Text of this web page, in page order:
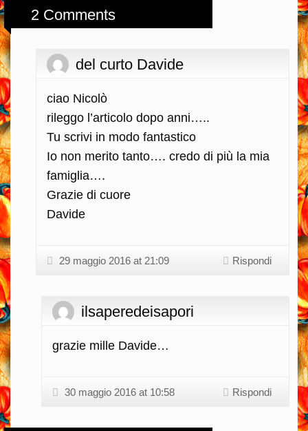
2 Comments
del curto Davide
ciao Nicolò
rileggo l’articolo dopo anni…..
Tu scrivi in modo fantastico
Io non merito tanto…. credo di più la mia
famiglia….
Grazie di cuore
Davide
29 maggio 2016 at 21:09 Rispondi
ilsaperedeisapori
grazie mille Davide…
30 maggio 2016 at 10:58 Rispondi